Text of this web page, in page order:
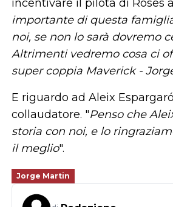
incentivare il pilota di Roses
importante di questa
noi, se non lo sarà dovremo
Altrimenti vedremo cosa ci
super coppia Maverick -
E riguardo ad Aleix
collaudatore. "Penso che
storia con noi, e lo
il meglio".
Jorge Martin